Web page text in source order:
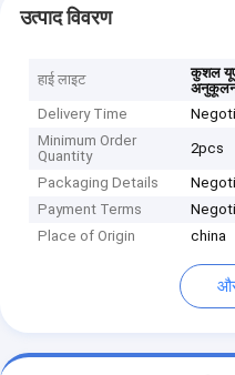
उत्पाद विवरण
हाई लाइट कुशल
अनुकूलन
Delivery Time
Minimum Order
Quantity
2pcs
Packaging Details
Payment Terms
Place of Origin
china